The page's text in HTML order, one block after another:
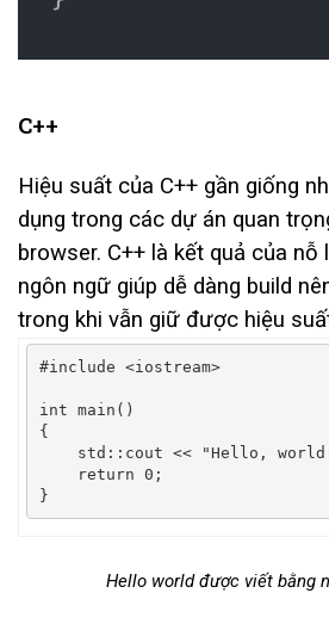
C++
Hiệu suất của C++ gần giống
dụng trong các dự án quan
browser. C++ là kết quả của nỗ
ngôn ngữ giúp dễ dàng build
trong khi vẫn giữ được hiệu
#include <iostream>
int main ()
{
    std
:: cout << "Hello,
return 0 ;
}
Hello world được viết bằng